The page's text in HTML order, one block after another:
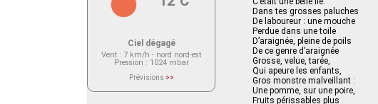
Dans tes grosses paluches
De laboureur : une mouche
Perdue dans une toile
D’araignée, pleine de poils
De ce genre d’araignée
Grosse, velue, tarée,
Qui apeure les enfants,
Gros monstre malveillant :
Une pomme, sur une poire,
Fruits périssables plus
Ciel dégagé
Vent : 7 km/h - nord nord-est
Pression : 1024 mbar
Prévisions >>
actuellement aucune prévision